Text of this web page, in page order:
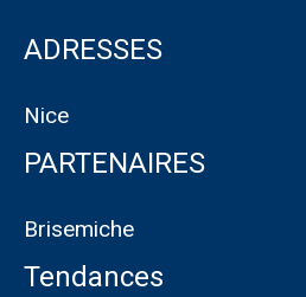
ADRESSES
Nice
PARTENAIRES
Brisemiche
Tendances